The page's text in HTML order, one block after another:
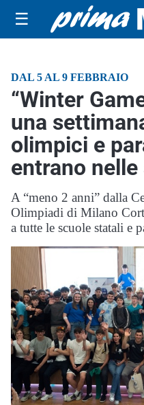
☰
DAL 5 AL 9 FEBBRAIO
“Winter
una
olimpici e
entrano
A “meno 2 anni” dalla
Olimpiadi di Milano
a tutte le scuole statali e